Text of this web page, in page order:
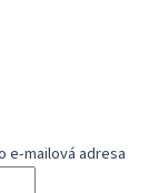
e-mailová adresa